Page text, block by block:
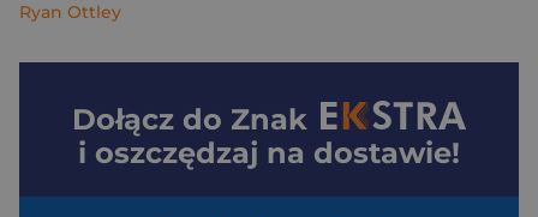
Ryan Ottley
Dołącz do Znak
i oszczędzaj na dostawie!